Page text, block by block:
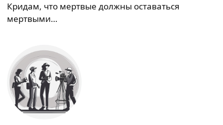
Кридам, что мертвые должны оставаться
мертвыми…